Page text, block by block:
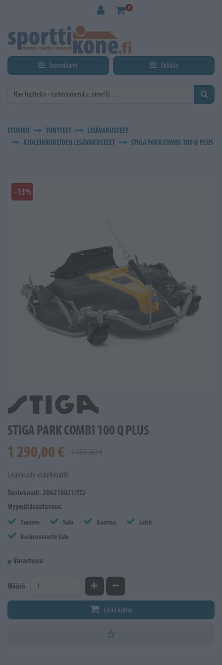
0
Tuotealueet Valikko
ETUSIVU TUOTTEET
LISÄVARUSTEET
AJOLEIKKUREIDEN LISÄVARUSTEET
STIGA PARK COMBI 100 Q PLUS
- 13%
STIGA PARK COMBI 100 Q PLUS
1 290,00 €
Lisävaruste etuleikkurille
Tuotekoodi: 2D6210021/ST2
Myymäläsaatavuus:
Somero Salo Kaarina
Lahti
Keskusvarasto Salo
Varastossa
Määrä Kasvata määrääVähennä määrää
Lisää koriin